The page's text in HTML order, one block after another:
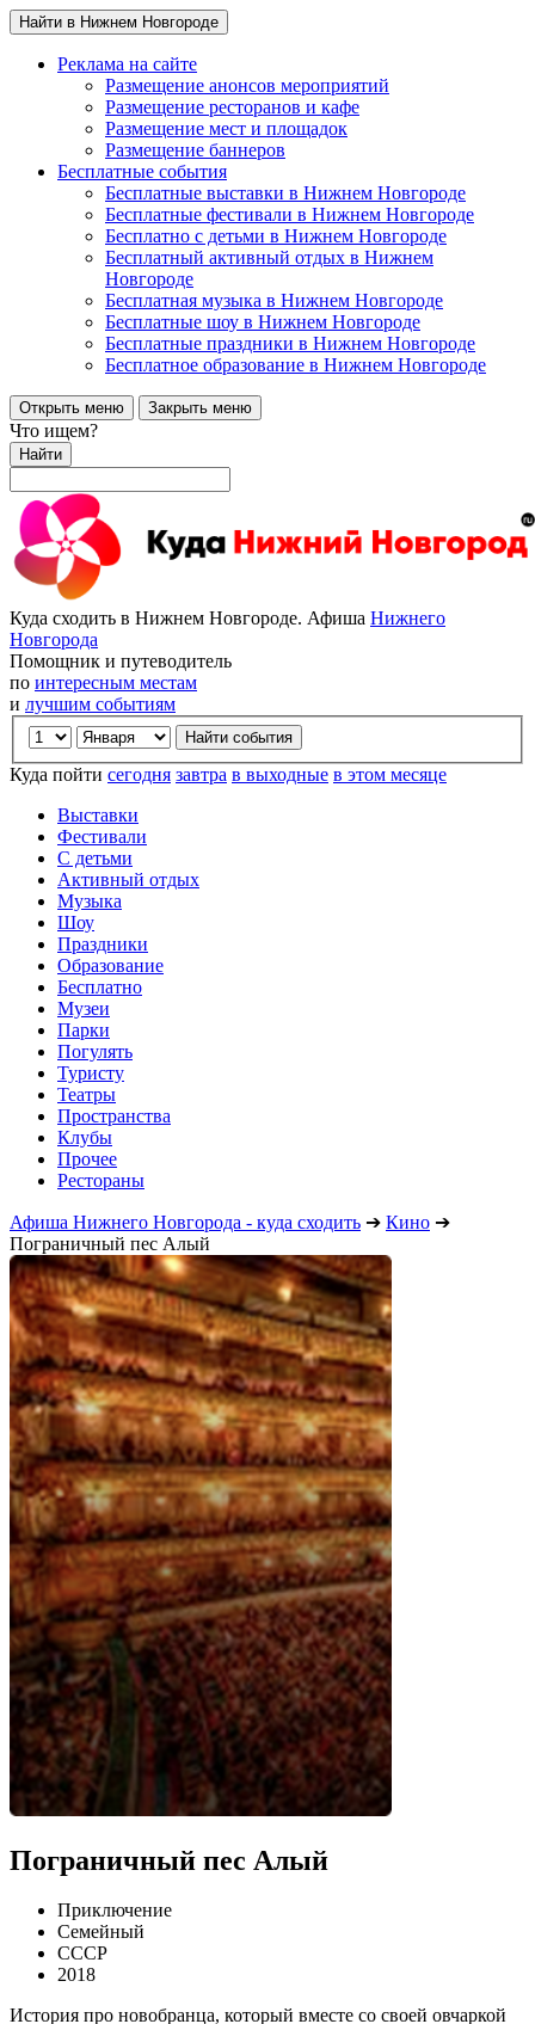
Найти в Нижнем Новгороде
Реклама на сайте
Размещение анонсов мероприятий
Размещение ресторанов и кафе
Размещение мест и площадок
Размещение баннеров
Бесплатные события
Бесплатные выставки в Нижнем Новгороде
Бесплатные фестивали в Нижнем Новгороде
Бесплатно с детьми в Нижнем Новгороде
Бесплатный активный отдых в Нижнем
Новгороде
Бесплатная музыка в Нижнем Новгороде
Бесплатные шоу в Нижнем Новгороде
Бесплатные праздники в Нижнем Новгороде
Бесплатное образование в Нижнем Новгороде
Открыть меню Закрыть меню
Что ищем?
Найти
Куда сходить в Нижнем Новгороде. Афиша Нижнего
Новгорода
Помощник и путеводитель
по интересным местам
и лучшим событиям
Куда пойти сегодня завтра в выходные в этом месяце
Выставки
Фестивали
С детьми
Активный отдых
Музыка
Шоу
Праздники
Образование
Бесплатно
Музеи
Парки
Погулять
Туристу
Театры
Пространства
Клубы
Прочее
Рестораны
Афиша Нижнего Новгорода - куда сходить ➔ Кино ➔
Пограничный пес Алый
Пограничный пес Алый
Приключение
Семейный
СССР
2018
История про новобранца, который вместе со своей овчаркой